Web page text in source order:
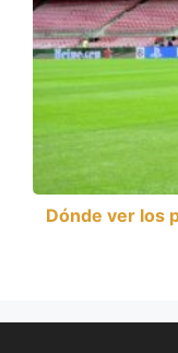
Dónde ver los